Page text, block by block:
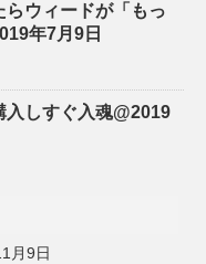
ウィードが「もっ
年7月9日
入しすぐ入魂@2019
月9日